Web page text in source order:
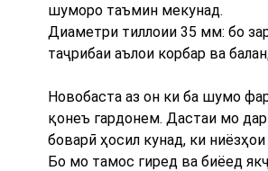
шуморо таъмин мекунад.
Диаметри тиллоии 35 мм: бо
таҷрибаи аълои корбар ва
Новобаста аз он ки ба шумо
қонеъ гардонем. Дастаи мо
боварӣ ҳосил кунад, ки
Бо мо тамос гиред ва биёед